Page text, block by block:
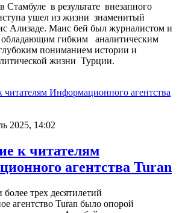
Стамбуле в результате внезапного
ушел из жизни знаменитый
Ализаде. Маис бей был журналистом и
обладающим гибким аналитическим
пониманием истории и
жизни Турции.
2025, 14:02
к читателям
агентства Turan
трех десятилетий
агентство Turan было опорой